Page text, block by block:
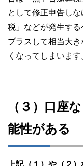
として修正申告し
税」などが発生す
プラスして相当大
くなってしまいます
（３）口座
能性がある